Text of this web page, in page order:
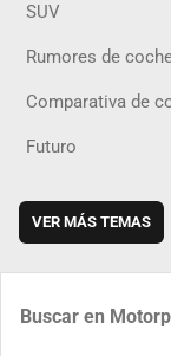
SUV
Rumores de
Comparativa de
Futuro
VER MÁS TEMAS